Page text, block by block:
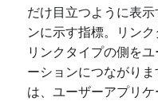
だけ目立つように表
ンに示す指標。リン
リンクタイプの側を
ーションにつながり
は、ユーザーアプリ